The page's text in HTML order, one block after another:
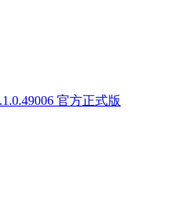
官方正式版